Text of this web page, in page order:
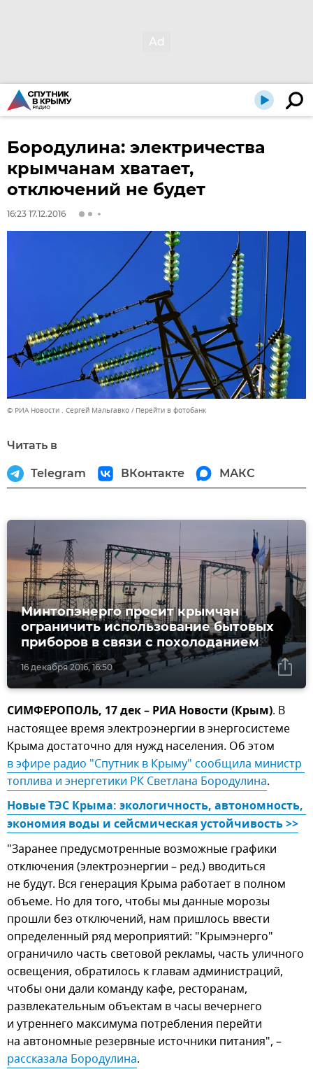
Бородулина: электричества
крымчанам хватает,
отключений не будет
16:23 17.12.2016
© РИА Новости . Сергей Мальгавко Перейти в фотобанк
Читать в
Telegram ВКонтакте МАКС
16 декабря 2016, 16:50
Минтопэнерго просит крымчан
ограничить использование бытовых
приборов в связи с похолоданием
СИМФЕРОПОЛЬ, 17 дек – РИА Новости (Крым). В
настоящее время электроэнергии в энергосистеме
Крыма достаточно для нужд населения. Об этом
в эфире радио "Спутник в Крыму" сообщила министр
топлива и энергетики РК Светлана Бородулина.
Новые ТЭС Крыма: экологичность, автономность,
экономия воды и сейсмическая устойчивость >>
"Заранее предусмотренные возможные графики
отключения (электроэнергии – ред.) вводиться
не будут. Вся генерация Крыма работает в полном
объеме. Но для того, чтобы мы данные морозы
прошли без отключений, нам пришлось ввести
определенный ряд мероприятий: "Крымэнерго"
ограничило часть световой рекламы, часть уличного
освещения, обратилось к главам администраций,
чтобы они дали команду кафе, ресторанам,
развлекательным объектам в часы вечернего
и утреннего максимума потребления перейти
на автономные резервные источники питания", –
рассказала Бородулина.